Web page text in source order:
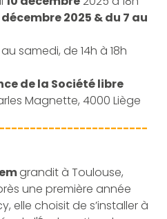
décembre 2025 & du 7 au
samedi, de 14h à 18h
de la Société libre
Magnette, 4000 Liège
grandit à Toulouse,
une première année
elle choisit de s’installer à